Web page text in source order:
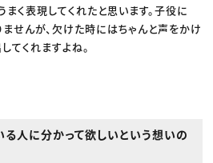
まく表現してくれたと思います。子役に
せんが、欠けた時にはちゃんと声をかけ
てくれますよね。
人に分かって欲しいという想いの